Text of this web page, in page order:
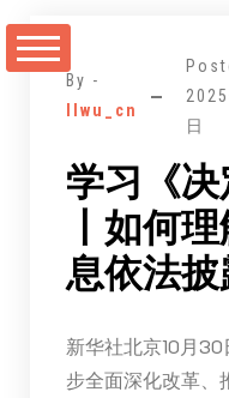
至
By -
llwu_cn
日
学习《
丨如何
息依法
新华社北京10月
步全面深化改革、